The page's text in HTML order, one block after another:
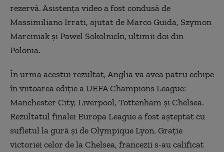
rezervă. Asistenţa video a fost condusă de
Massimiliano Irrati, ajutat de Marco Guida, Szymon
Marciniak şi Pawel Sokolnicki, ultimii doi din
Polonia.
În urma acestui rezultat, Anglia va avea patru echipe
în viitoarea ediție a UEFA Champions League:
Manchester City, Liverpool, Tottenham și Chelsea.
Rezultatul finalei Europa League a fost așteptat cu
sufletul la gură și de Olympique Lyon. Grație
victoriei celor de la Chelsea, francezii s-au calificat